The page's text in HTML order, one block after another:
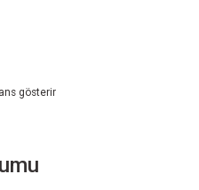
gösterir